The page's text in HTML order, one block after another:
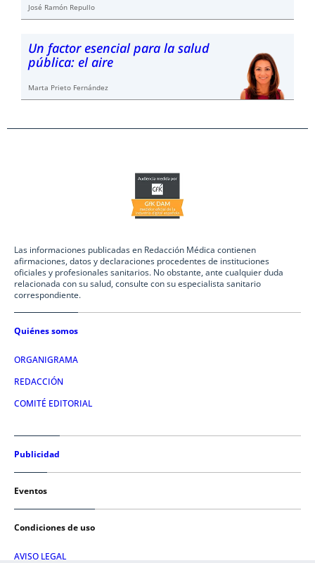
José Ramón Repullo
Un factor esencial para la salud
pública: el aire
Marta Prieto Fernández
Las informaciones publicadas en Redacción Médica contienen
afirmaciones, datos y declaraciones procedentes de instituciones
oficiales y profesionales sanitarios. No obstante, ante cualquier duda
relacionada con su salud, consulte con su especialista sanitario
correspondiente.
Quiénes somos
ORGANIGRAMA
REDACCIÓN
COMITÉ EDITORIAL
Publicidad
Eventos
Condiciones de uso
AVISO LEGAL